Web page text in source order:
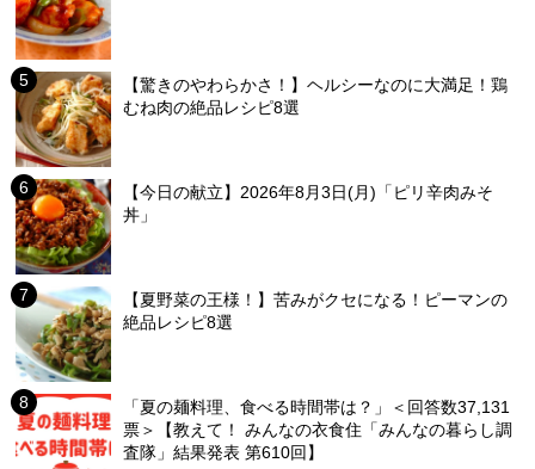
【驚きのやわらかさ！】ヘルシーなのに大満足！鶏
むね肉の絶品レシピ8選
【今日の献立】2026年8月3日(月)「ピリ辛肉みそ
丼」
【夏野菜の王様！】苦みがクセになる！ピーマンの
絶品レシピ8選
「夏の麺料理、食べる時間帯は？」＜回答数37,131
票＞【教えて！ みんなの衣食住「みんなの暮らし調
査隊」結果発表 第610回】